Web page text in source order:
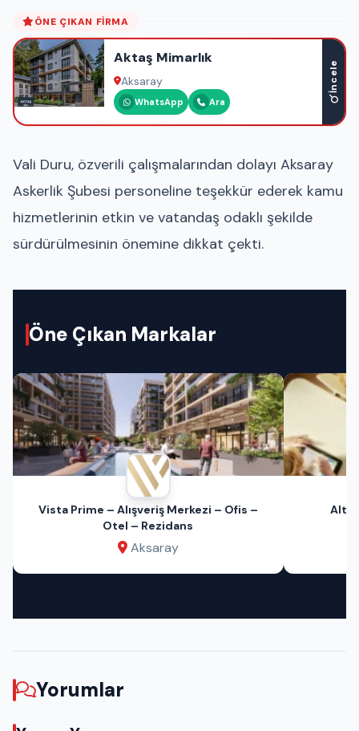
ÖNE ÇIKAN FIRMA
Aktaş Mimarlık
Aksaray
WhatsApp Ara
İncele
Vali Duru, özverili çalışmalarından dolayı Aksaray
Askerlik Şubesi personeline teşekkür ederek kamu
hizmetlerinin etkin ve vatandaş odaklı şekilde
sürdürülmesinin önemine dikkat çekti.
Öne Çıkan Markalar
Vista Prime – Alışveriş Merkezi – Ofis –
Otel – Rezidans
Aksaray
Yorumlar